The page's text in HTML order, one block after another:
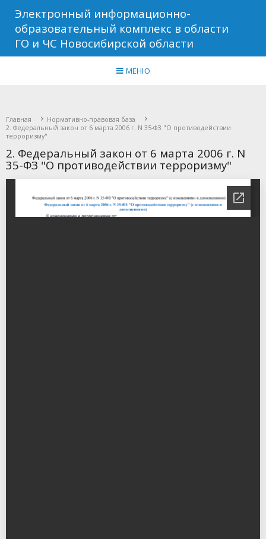
Электронный информационно-
образовательный комплекс в области
ГО и ЧС Новосибирской области
МЕНЮ
Главная
Нормативно-правовая база
2. Федеральный закон от 6 марта 2006 г. N 35-ФЗ "О противодействии
терроризму"
2. Федеральный закон от 6 марта 2006 г. N
35-ФЗ "О противодействии терроризму"